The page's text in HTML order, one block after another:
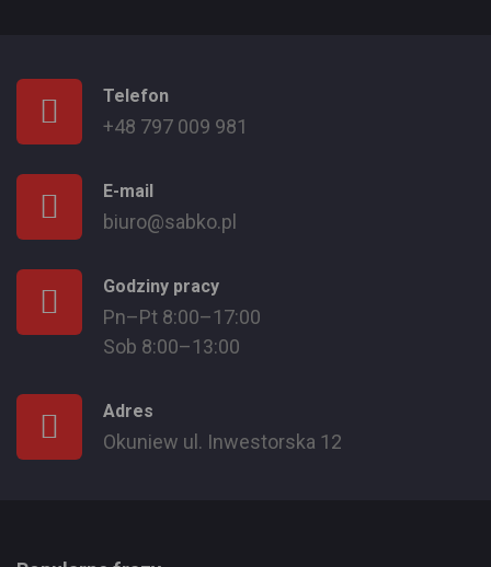
Telefon
+48 797 009 981
E-mail
biuro@sabko.pl
Godziny pracy
Pn–Pt 8:00–17:00
Sob 8:00–13:00
Adres
Okuniew ul. Inwestorska 12